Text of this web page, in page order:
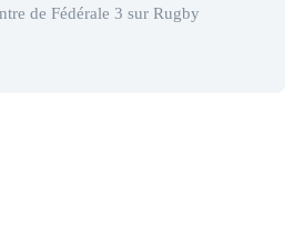
de Fédérale 3 sur Rugby